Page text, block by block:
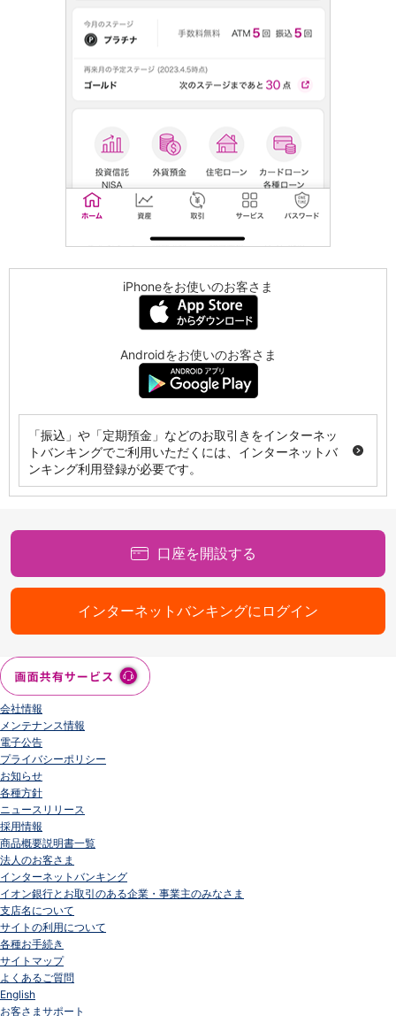
iPhoneをお使いのお客さま
Androidをお使いのお客さま
「振込」や「定期預金」などのお取引きをインターネッ
トバンキングでご利用いただくには、インターネットバ
ンキング利用登録が必要です。
口座を開設する
インターネットバンキングにログイン
会社情報
メンテナンス情報
電子公告
プライバシーポリシー
お知らせ
各種方針
ニュースリリース
採用情報
商品概要説明書一覧
法人のお客さま
インターネットバンキング
イオン銀行とお取引のある企業・事業主のみなさま
支店名について
サイトの利用について
各種お手続き
サイトマップ
よくあるご質問
English
お客さまサポート